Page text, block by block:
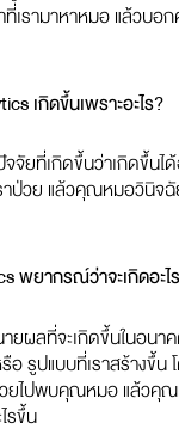
ที่เรามาหาหมอ แล้วบอ
เกิดขึ้นเพราะอะไร?
จัยที่เกิดขึ้นว่าเกิดขึ้นไ
วย แล้วคุณหมอวินิจฉัย
พยากรณ์ว่าจะเกิดอะไ
ผลที่จะเกิดขึ้นในอนาค
รูปแบบที่เราสร้างขึ้น
วยไปพบคุณหมอ แล้วคุ
รขึ้น